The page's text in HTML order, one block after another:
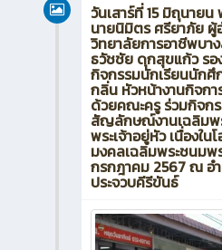
วันเสาร์ที่ 15 มิถุนายน
นายนิมิตร ศรียาภัย ผู้
วิทยาลัยการอาชีพบา
ธวัชชัย ดุกสุขแก้ว ร
กิจกรรมนักเรียนนัก
กลิ่น หัวหน้างานกิจก
ด้วยคณะครู ร่วมกิจก
สัญลักษณ์งานเฉลิมพ
พระเจ้าอยู่หัว เนื่องใ
มงคลเฉลิมพระชนมพ
กรกฎาคม 2567 ณ อ
ประจวบคีรีขันธ์